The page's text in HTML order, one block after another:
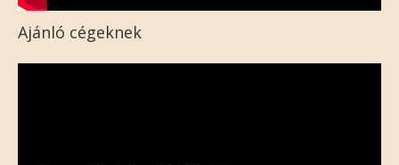
Ajánló cégeknek